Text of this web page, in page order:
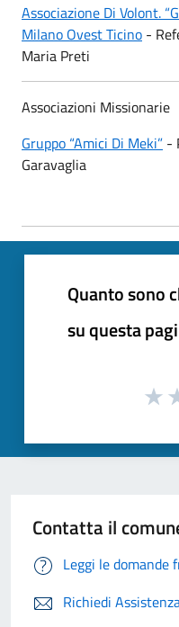
Associazione Di Volont.
Milano Ovest Ticino -
Maria Preti
Associazioni Missionarie
Gruppo “Amici Di Meki” -
Garavaglia
Quanto sono
su questa
Contatta il
Leggi le domande
Richiedi